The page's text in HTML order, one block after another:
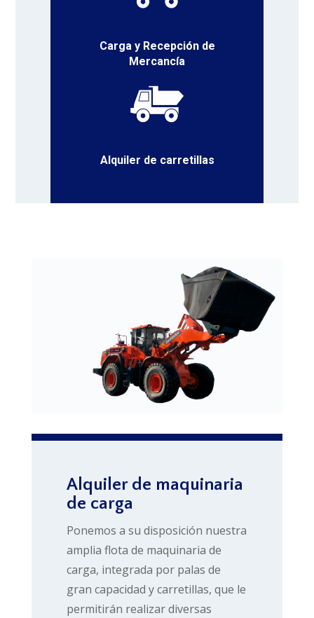
Carga y Recepción de
Mercancía
Alquiler de carretillas
Alquiler de maquinaria
de carga
Ponemos a su disposición nuestra
amplia flota de maquinaria de
carga, integrada por palas de
gran capacidad y carretillas, que le
permitirán realizar diversas